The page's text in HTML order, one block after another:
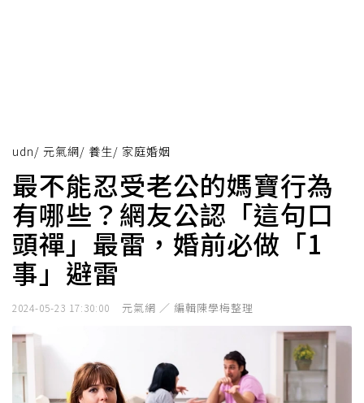
udn/ 元氣網/ 養生/ 家庭婚姻
最不能忍受老公的媽寶行為
有哪些？網友公認「這句口
頭禪」最雷，婚前必做「1
事」避雷
2024-05-23 17:30:00 元氣網 ／ 編輯陳學梅整理